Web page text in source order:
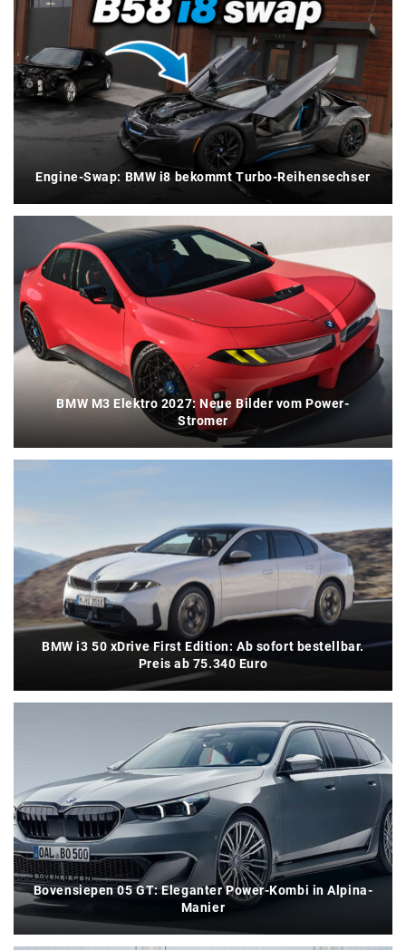
Engine-Swap: BMW i8 bekommt Turbo-Reihensechser
BMW M3 Elektro 2027: Neue Bilder vom Power-
Stromer
BMW i3 50 xDrive First Edition: Ab sofort bestellbar.
Preis ab 75.340 Euro
Bovensiepen 05 GT: Eleganter Power-Kombi in Alpina-
Manier